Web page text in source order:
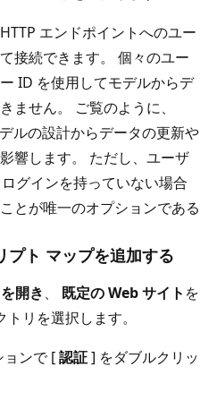
エンドポイントへのユー
接続できます。 個々のユー
ID を使用してモデルからデ
ません。 ご覧のように、
ルの設計からデータの更新や
響します。 ただし、ユーザ
グインを持っていない場合
とが唯一のオプションである
プト マップを追加する
を開き、 既定の Web サイト を
リを選択します。
ョンで [認証] をダブルクリッ